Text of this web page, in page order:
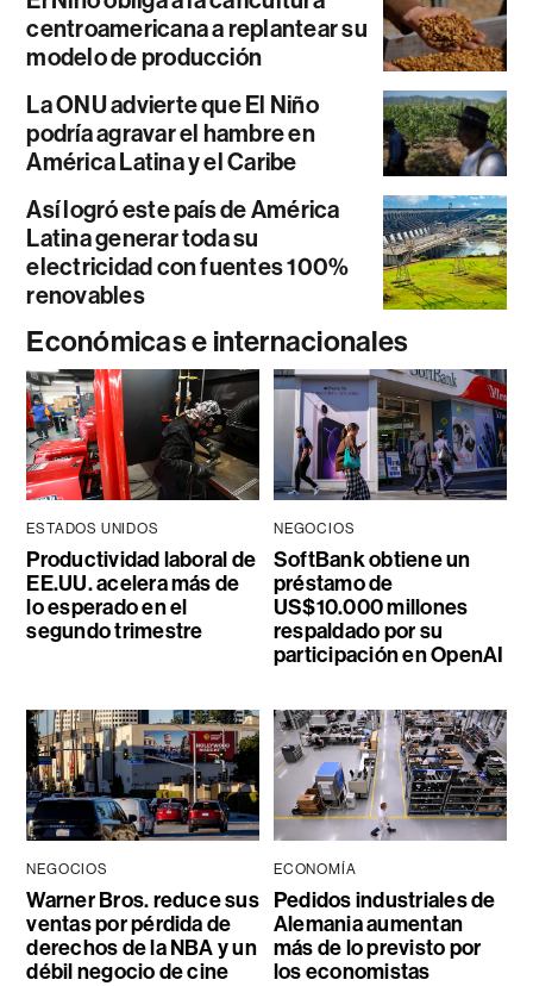
centroamericana a replantear su
modelo de producción
La ONU advierte que El Niño
podría agravar el hambre en
América Latina y el Caribe
Así logró este país de América
Latina generar toda su
electricidad con fuentes 100%
renovables
Económicas e internacionales
ESTADOS UNIDOS
Productividad laboral de
EE.UU. acelera más de
lo esperado en el
segundo trimestre
NEGOCIOS
SoftBank obtiene un
préstamo de
US$10.000 millones
respaldado por su
participación en OpenAI
NEGOCIOS
Warner Bros. reduce sus
ventas por pérdida de
derechos de la NBA y un
débil negocio de cine
ECONOMÍA
Pedidos industriales de
Alemania aumentan
más de lo previsto por
los economistas